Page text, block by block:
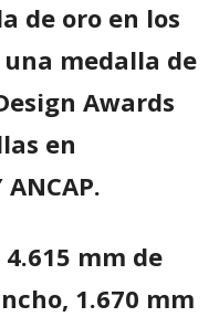
de oro en los
una medalla de
Awards
en
mm de
1.670 mm